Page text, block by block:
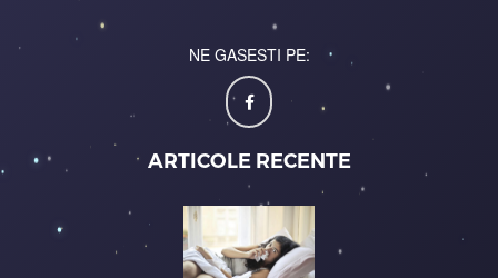
NE GASESTI PE:
ARTICOLE RECENTE